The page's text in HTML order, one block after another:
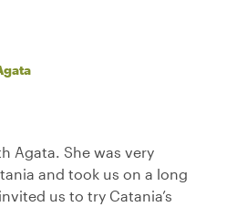
Agata. She was very
and took us on a long
us to try Catania’s